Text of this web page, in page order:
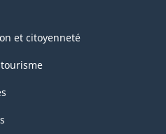
et citoyenneté